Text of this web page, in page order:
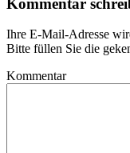
Ihre E-Mail-Adresse
Bitte füllen Sie die
Kommentar